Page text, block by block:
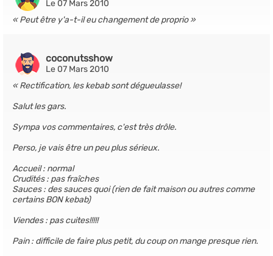
Le 07 Mars 2010
Peut être y'a-t-il eu changement de proprio
coconutsshow
Le 07 Mars 2010
Rectification, les kebab sont dégueulasse!
Salut les gars.
Sympa vos commentaires, c'est très drôle.
Perso, je vais être un peu plus sérieux.
Accueil : normal
Crudités : pas fraîches
Sauces : des sauces quoi (rien de fait maison ou autres comme
certains BON kebab)
Viendes : pas cuites!!!!!
Pain : difficile de faire plus petit, du coup on mange presque rien.